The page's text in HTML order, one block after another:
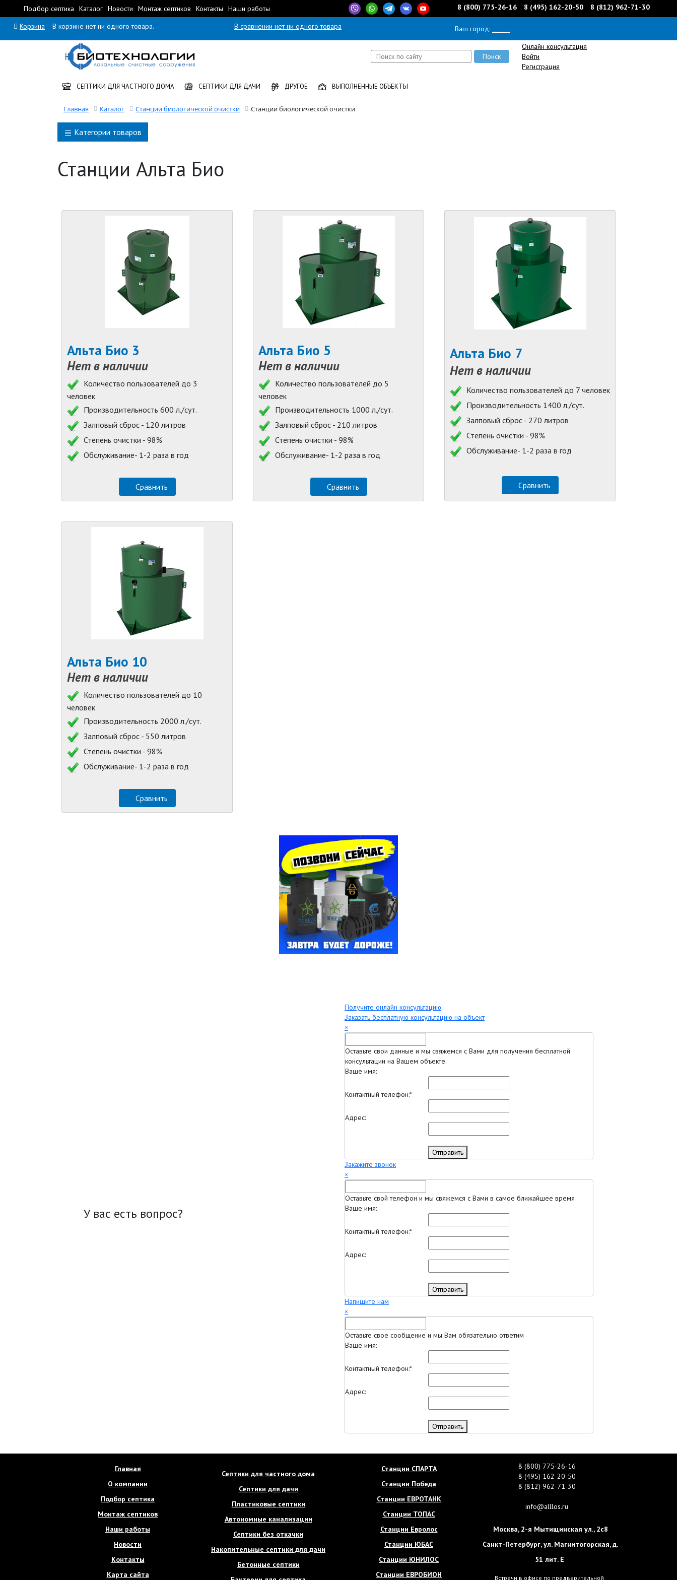
Подбор септика Каталог Новости Монтаж септиков Контакты Наши работы 8 (800) 775-26-16 8 (495) 162-20-50 8 (812) 962-71-30
Корзина В корзине нет ни одного товара. В сравнении нет ни одного товара Ваш город:
Онлайн консультация
Войти
Регистрация
СЕПТИКИ ДЛЯ ЧАСТНОГО ДОМА СЕПТИКИ ДЛЯ ДАЧИ ДРУГОЕ ВЫПОЛНЕННЫЕ ОБЪЕКТЫ
Главная Каталог Станции биологической очистки Станции биологической очистки
Категории товаров
Станции Альта Био
Альта Био 3
Нет в наличии
Количество пользователей до 3
человек
Производительность 600 л./сут.
Залповый сброс - 120 литров
Степень очистки - 98%
Обслуживание- 1-2 раза в год
Сравнить
Альта Био 5
Нет в наличии
Количество пользователей до 5
человек
Производительность 1000 л./сут.
Залповый сброс - 210 литров
Степень очистки - 98%
Обслуживание- 1-2 раза в год
Сравнить
Альта Био 7
Нет в наличии
Количество пользователей до 7 человек
Производительность 1400 л./сут.
Залповый сброс - 270 литров
Степень очистки - 98%
Обслуживание- 1-2 раза в год
Сравнить
Альта Био 10
Нет в наличии
Количество пользователей до 10
человек
Производительность 2000 л./сут.
Залповый сброс - 550 литров
Степень очистки - 98%
Обслуживание- 1-2 раза в год
Сравнить
У вас есть вопрос?
Получите онлайн консультацию
Заказать бесплатную консультацию на объект
×
Оставьте свои данные и мы свяжемся с Вами для получения бесплатной
консультации на Вашем объекте.
Ваше имя:
Контактный телефон:*
Адрес:
Отправить
Закажите звонок
×
Оставьте свой телефон и мы свяжемся с Вами в самое ближайшее время
Ваше имя:
Контактный телефон:*
Адрес:
Отправить
Напишите нам
×
Оставьте свое сообщение и мы Вам обязательно ответим
Ваше имя:
Контактный телефон:*
Адрес:
Отправить
Главная
О компании
Подбор септика
Монтаж септиков
Наши работы
Новости
Контакты
Карта сайта
Септики для частного дома
Септики для дачи
Пластиковые септики
Автономные канализации
Септики без откачки
Накопительные септики для дачи
Бетонные септики
Станции СПАРТА
Станции Победа
Станции ЕВРОТАНК
Станции ТОПАС
Станции Евролос
Станции ЮБАС
Станции ЮНИЛОС
Станции ЕВРОБИОН
8 (800) 775-26-16
8 (495) 162-20-50
8 (812) 962-71-30
info@alllos.ru
Москва, 2-я Мытищинская ул., 2с8
Санкт-Петербург,ул. Магнитогорская, д.
51 лит. Е
Встречи в офисе по предварительной